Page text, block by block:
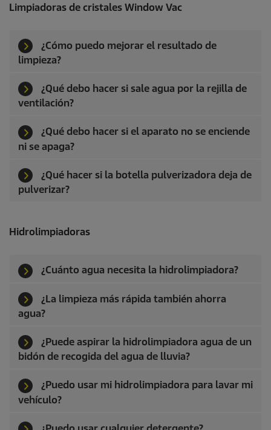
Limpiadoras de cristales Window Vac
¿Cómo puedo mejorar el resultado de
limpieza?
¿Qué debo hacer si sale agua por la rejilla de
ventilación?
¿Qué debo hacer si el aparato no se enciende
ni se apaga?
¿Qué hacer si la botella pulverizadora deja de
pulverizar?
Hidrolimpiadoras
¿Cuánto agua necesita la hidrolimpiadora?
¿La limpieza más rápida también ahorra
agua?
¿Puede aspirar la hidrolimpiadora agua de un
bidón de recogida del agua de lluvia?
¿Puedo usar mi hidrolimpiadora para lavar mi
vehículo?